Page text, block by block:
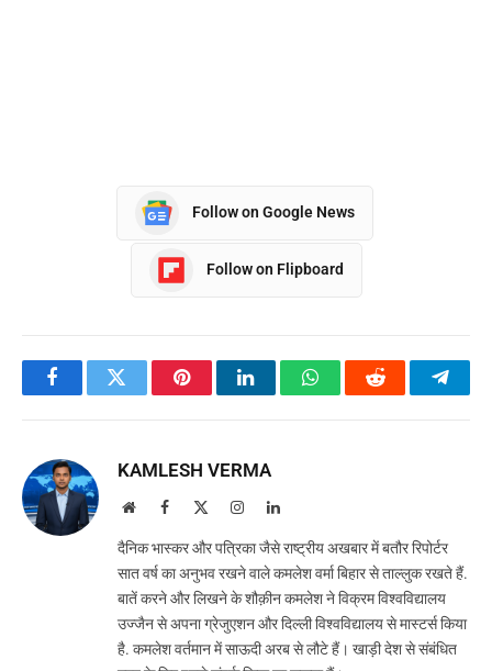
Follow on Google News
Follow on Flipboard
FacebookTwitter PinterestLinkedInWhatsAppReddit
KAMLESH VERMA
WebsiteFacebook InstagramLinkedIn
दैनिक भास्कर और पत्रिका जैसे राष्ट्रीय अखबार में बतौर रिपोर्टर
सात वर्ष का अनुभव रखने वाले कमलेश वर्मा बिहार से ताल्लुक रखते हैं.
बातें करने और लिखने के शौक़ीन कमलेश ने विक्रम विश्वविद्यालय
उज्जैन से अपना ग्रेजुएशन और दिल्ली विश्वविद्यालय से मास्टर्स किया
है. कमलेश वर्तमान में साऊदी अरब से लौटे हैं। खाड़ी देश से संबंधित